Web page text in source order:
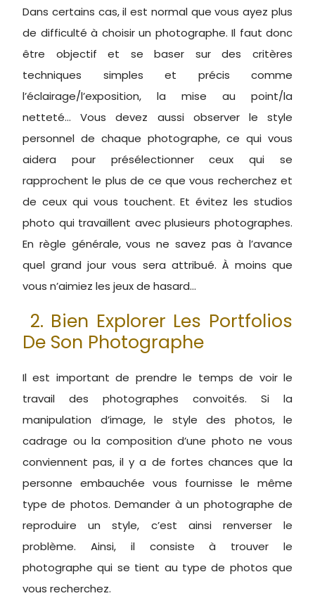
Dans certains cas, il est normal que vous ayez plus
de difficulté à choisir un photographe. Il faut donc
être objectif et se baser sur des critères
techniques simples et précis comme
l’éclairage/l’exposition, la mise au point/la
netteté… Vous devez aussi observer le style
personnel de chaque photographe, ce qui vous
aidera pour présélectionner ceux qui se
rapprochent le plus de ce que vous recherchez et
de ceux qui vous touchent. Et évitez les studios
photo qui travaillent avec plusieurs photographes.
En règle générale, vous ne savez pas à l’avance
quel grand jour vous sera attribué. À moins que
vous n’aimiez les jeux de hasard…
2. Bien Explorer Les Portfolios
De Son Photographe
Il est important de prendre le temps de voir le
travail des photographes convoités. Si la
manipulation d’image, le style des photos, le
cadrage ou la composition d’une photo ne vous
conviennent pas, il y a de fortes chances que la
personne embauchée vous fournisse le même
type de photos. Demander à un photographe de
reproduire un style, c’est ainsi renverser le
problème. Ainsi, il consiste à trouver le
photographe qui se tient au type de photos que
vous recherchez.